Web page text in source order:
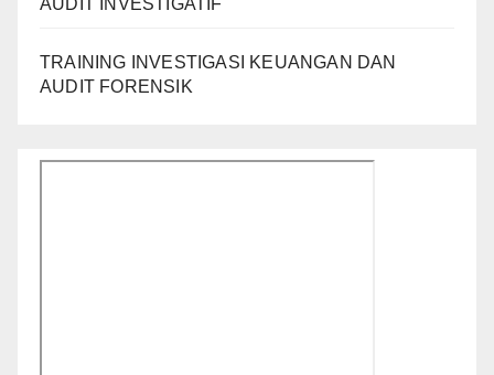
AUDIT INVESTIGATIF
TRAINING INVESTIGASI KEUANGAN DAN
AUDIT FORENSIK